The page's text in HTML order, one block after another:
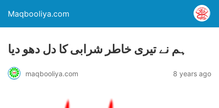
Maqbooliya.com
ہم نے تیری خاطر شرابی کا دل دھو دیا
maqbooliya.com 8 years ago